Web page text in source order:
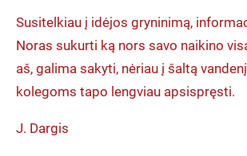
Susitelkiau į idėjos gryninimą,
Noras sukurti ką nors savo naikino
aš, galima sakyti, nėriau į šaltą
kolegoms tapo lengviau apsispręsti.
J. Dargis